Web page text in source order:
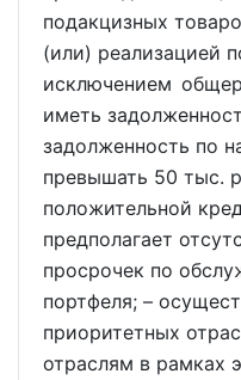
подакцизных
(или) реализацией
исключением
иметь
задолженность по
превышать 50 тыс.
положительной
предполагает
просрочек по
портфеля; –
приоритетных
отраслям в рамках